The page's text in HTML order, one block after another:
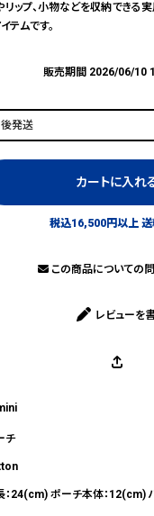
リップ、小物などを収納でき
テムです。
販売期間 2026/06/10
カートに入れ
税込16,500円以上
この商品についての
レビューを
チ
：24(cm) ポーチ本体：12(cm)